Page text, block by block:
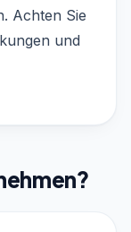
Achten Sie
und